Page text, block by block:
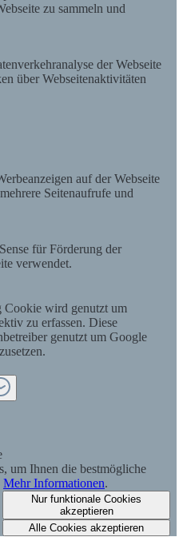
zu sammeln und
der Webseite
über Webseitenaktivitäten
auf der Webseite
Seitenaufrufe und
für Förderung der
verwendet.
Cookie wird genutzt um
zu erfassen. Diese
genutzt um Google
um Ihnen die bestmögliche
Mehr Informationen.
Nur funktionale Cookies
akzeptieren
Alle Cookies akzeptieren